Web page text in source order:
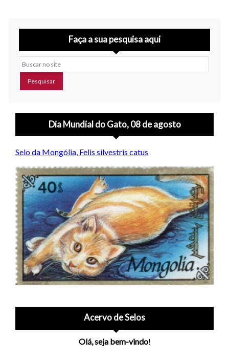
Faça a sua pesquisa aqui
Buscar no site
Dia Mundial do Gato, 08 de agosto
Selo da Mongólia, Felis silvestris catus
Acervo de Selos
Olá, seja bem-vindo!